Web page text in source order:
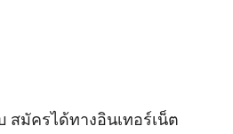
สมัครได้ทางอินเทอร์เน็ต